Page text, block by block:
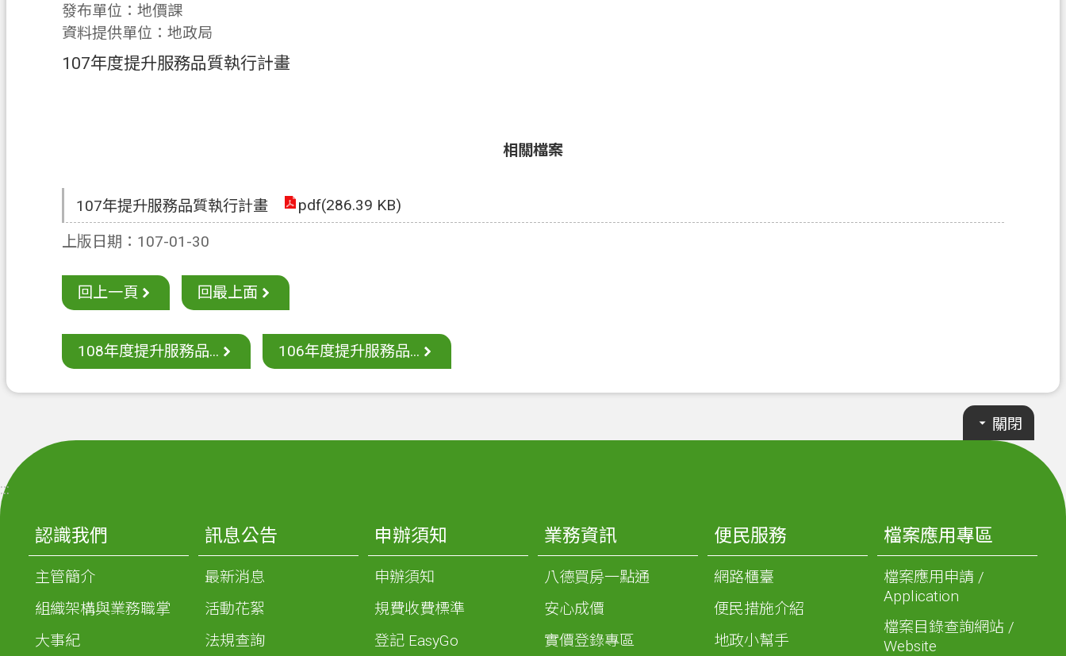
發布單位：地價課
資料提供單位：地政局
107年度提升服務品質執行計畫
相關檔案
107年提升服務品質執行計畫
pdf(286.39 KB)
上版日期：107-01-30
回上一頁 回最上面
108年度提升服務品... 106年度提升服務品...
關閉
:::
認識我們
主管簡介
組織架構與業務職掌
大事紀
訊息公告
最新消息
活動花絮
法規查詢
申辦須知
申辦須知
規費收費標準
登記 EasyGo
業務資訊
八德買房一點通
安心成價
實價登錄專區
便民服務
網路櫃臺
便民措施介紹
地政小幫手
檔案應用專區
檔案應用申請 /
Application
檔案目錄查詢網站 /
Website